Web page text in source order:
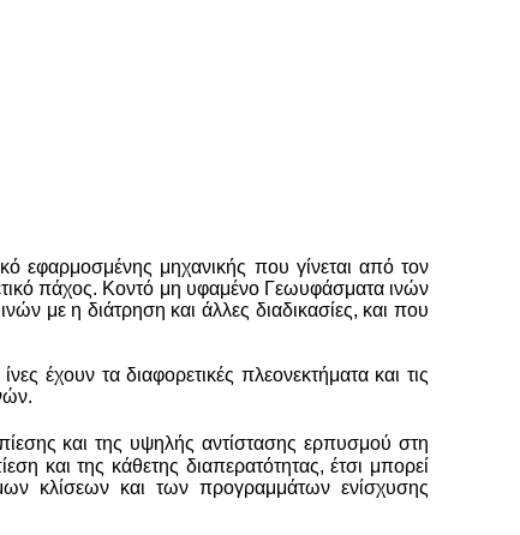
εφαρμοσμένης μηχανικής που γίνεται από τον
πάχος. Κοντό μη υφαμένο Γεωυφάσματα ινών
με η διάτρηση και άλλες διαδικασίες, και που
έχουν τα διαφορετικές πλεονεκτήματα και τις
και της υψηλής αντίστασης ερπυσμού στη
και της κάθετης διαπερατότητας, έτσι μπορεί
κλίσεων και των προγραμμάτων ενίσχυσης